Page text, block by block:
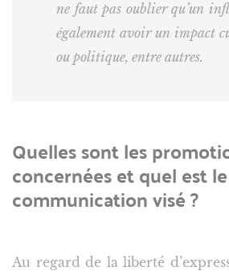
ne faut pas oublier qu’un
également avoir un impact
ou politique, entre autres.
Quelles sont les
concernées et quel est
communication visé ?
Au regard de la liberté